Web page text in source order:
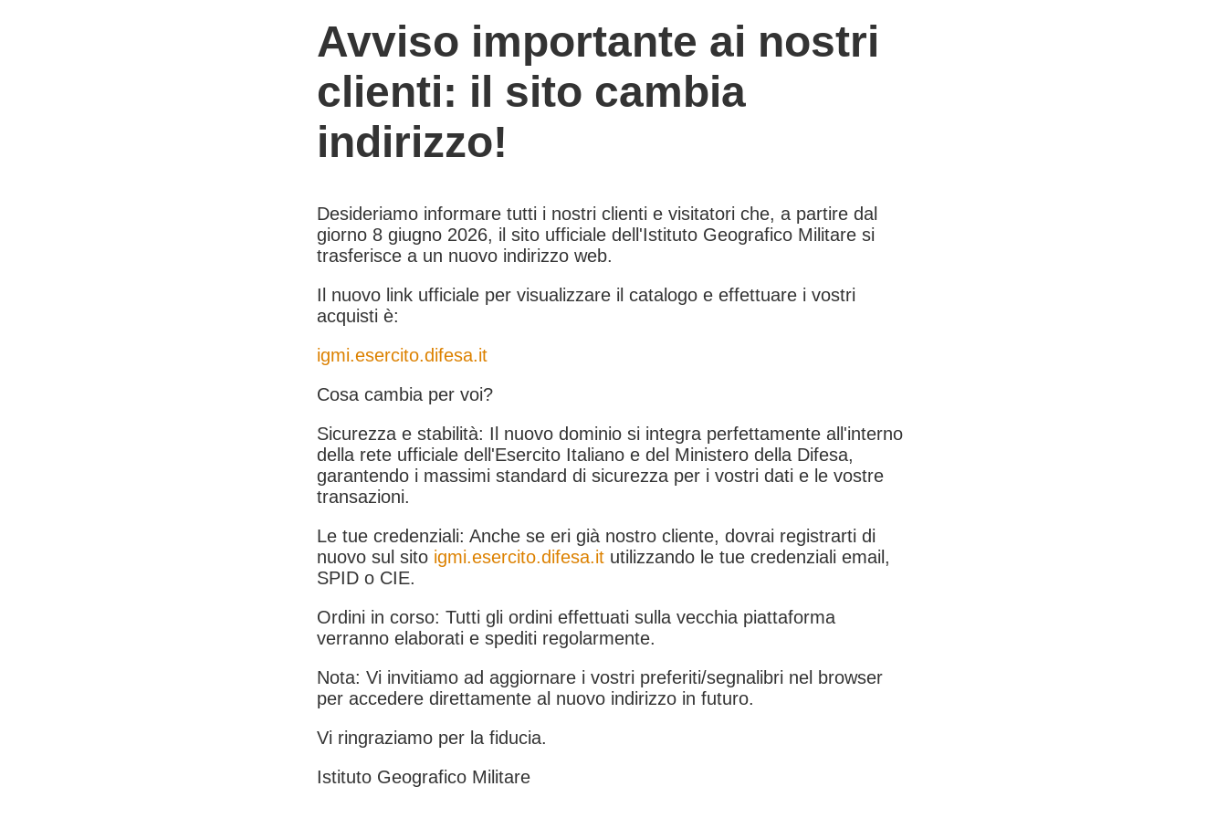
Avviso importante ai nostri
clienti: il sito cambia
indirizzo!
Desideriamo informare tutti i nostri clienti e visitatori che, a partire dal
giorno 8 giugno 2026, il sito ufficiale dell'Istituto Geografico Militare si
trasferisce a un nuovo indirizzo web.
Il nuovo link ufficiale per visualizzare il catalogo e effettuare i vostri
acquisti è:
igmi.esercito.difesa.it
Cosa cambia per voi?
Sicurezza e stabilità: Il nuovo dominio si integra perfettamente all'interno
della rete ufficiale dell'Esercito Italiano e del Ministero della Difesa,
garantendo i massimi standard di sicurezza per i vostri dati e le vostre
transazioni.
Le tue credenziali: Anche se eri già nostro cliente, dovrai registrarti di
nuovo sul sito igmi.esercito.difesa.it utilizzando le tue credenziali email,
SPID o CIE.
Ordini in corso: Tutti gli ordini effettuati sulla vecchia piattaforma
verranno elaborati e spediti regolarmente.
Nota: Vi invitiamo ad aggiornare i vostri preferiti/segnalibri nel browser
per accedere direttamente al nuovo indirizzo in futuro.
Vi ringraziamo per la fiducia.
Istituto Geografico Militare